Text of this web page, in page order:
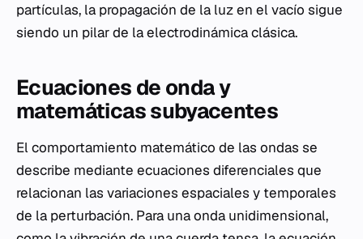
partículas, la propagación de la luz en el vacío sigue
siendo un pilar de la electrodinámica clásica.
Ecuaciones de onda y
matemáticas subyacentes
El comportamiento matemático de las ondas se
describe mediante ecuaciones diferenciales que
relacionan las variaciones espaciales y temporales
de la perturbación. Para una onda unidimensional,